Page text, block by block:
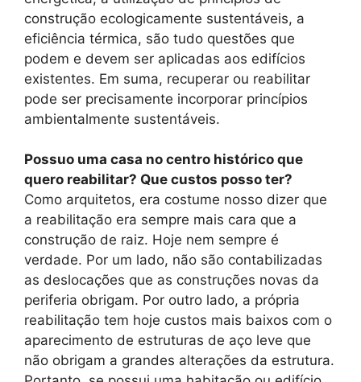
construção ecologicamente sustentáveis, a
eficiência térmica, são tudo questões que
podem e devem ser aplicadas aos edifícios
existentes. Em suma, recuperar ou reabilitar
pode ser precisamente incorporar princípios
ambientalmente sustentáveis.
Possuo uma casa no centro histórico que
quero reabilitar? Que custos posso ter?
Como arquitetos, era costume nosso dizer que
a reabilitação era sempre mais cara que a
construção de raiz. Hoje nem sempre é
verdade. Por um lado, não são contabilizadas
as deslocações que as construções novas da
periferia obrigam. Por outro lado, a própria
reabilitação tem hoje custos mais baixos com o
aparecimento de estruturas de aço leve que
não obrigam a grandes alterações da estrutura.